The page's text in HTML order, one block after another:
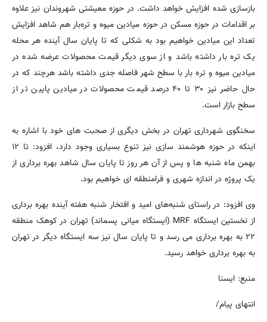
بازسازی شده افزایش خواهد داشت. در حوزه معیشتی ‌شهروندان نیز علاوه
بر اقدامات در حوزه مسکن در حوزه میادین میوه و تره‌بار هم شاهد افزایش
تعداد این میادین خواهیم بود به شکلی که تا پایان سال آینده هر محله
یک تره بار داشته باشد و از سوی دیگر قیمت محصولات عرضه شده در
میادین میوه و تره بار با سطح شهر فاصله جدی داشته باشد هرچند که در
حال حاضر نیز ۳۰ تا ۴۰ درصد قیمت محصولات در میادین پایین تر از
سطح بازار است.
سخنگوی شهرداری تهران در بخش دیگری از صحبت های خود با اشاره به
اینکه در حوزه هوشمند سازی نیز تنوع بسیاری وجود دارد، افزود: تا ۱۲
بهمن ماه شنبه ها و پس از آن هر روز تا پایان سال شاهد بهره برداری از
یک پروژه در اندازه شهری و فرامنطقه ای خواهیم بود.
وی افزود: در راستای شنبه‌های امید و افتخار شنبه هفته آینده بهره برداری
از نخستین ایستگاه MRF (ایستگاه میانی پسماند) تهران در کوهک منطقه
۲۲ به بهره برداری می رسد و تا پایان سال نیز سه ایستگاه دیگر در تهران
به بهره برداری خواهد رسید.
منبع: ایسنا
انتهای پیام/